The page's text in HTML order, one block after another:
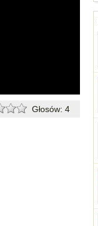
Głosów: 4